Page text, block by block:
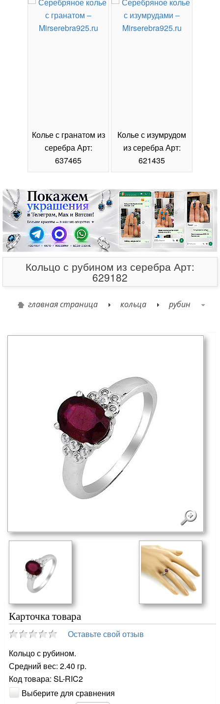
Колье с гранатом из
серебра Арт:
637465
Колье с изумрудом
из серебра Арт:
621435
Кольцо с рубином из серебра Арт:
629182
главная страница кольца рубин
Карточка товара
Оставьте свой отзыв
Кольцо с рубином.
Средний вес: 2.40 гр.
Код товара: SL-RIC2
Выберите для сравнения